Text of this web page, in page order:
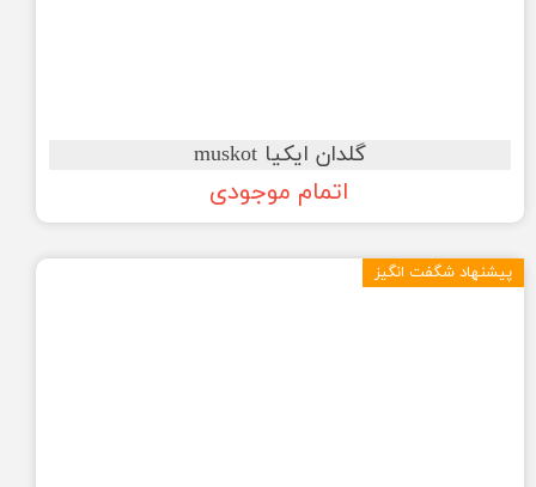
گلدان ایکیا muskot
اتمام موجودی
پیشنهاد شگفت انگیز